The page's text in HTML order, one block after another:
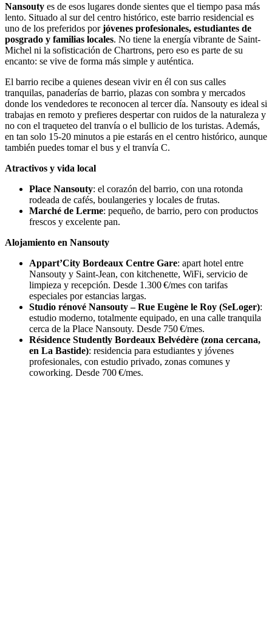
Nansouty es de esos lugares donde sientes que el tiempo pasa más
lento. Situado al sur del centro histórico, este barrio residencial es
uno de los preferidos porjóvenes profesionales, estudiantes de
posgrado y familias locales. No tiene la energía vibrante de Saint-
Michel ni la sofisticación de Chartrons, pero eso es parte de su
encanto: se vive de forma más simple y auténtica.
El barrio recibe a quienes desean vivir en él con sus calles
tranquilas, panaderías de barrio, plazas con sombra y mercados
donde los vendedores te reconocen al tercer día. Nansouty es ideal si
trabajas en remoto y prefieres despertar con ruidos de la naturaleza y
no con el traqueteo del tranvía o el bullicio de los turistas. Además,
en tan solo 15-20 minutos a pie estarás en el centro histórico, aunque
también puedes tomar el bus y el tranvía C.
Atractivos y vida local
Place Nansouty: el corazón del barrio, con una rotonda
rodeada de cafés, boulangeries y locales de frutas.
Marché de Lerme: pequeño, de barrio, pero con productos
frescos y excelente pan.
Alojamiento en Nansouty
Appart’City Bordeaux Centre Gare: apart hotel entre
Nansouty y Saint-Jean, con kitchenette, WiFi, servicio de
limpieza y recepción. Desde 1.300 €/mes con tarifas
especiales por estancias largas.
Studio rénové Nansouty – Rue Eugène le Roy (SeLoger):
estudio moderno, totalmente equipado, en una calle tranquila
cerca de la Place Nansouty. Desde 750 €/mes.
Résidence Studently Bordeaux Belvédère (zona cercana,
en La Bastide): residencia para estudiantes y jóvenes
profesionales, con estudio privado, zonas comunes y
coworking. Desde 700 €/mes.